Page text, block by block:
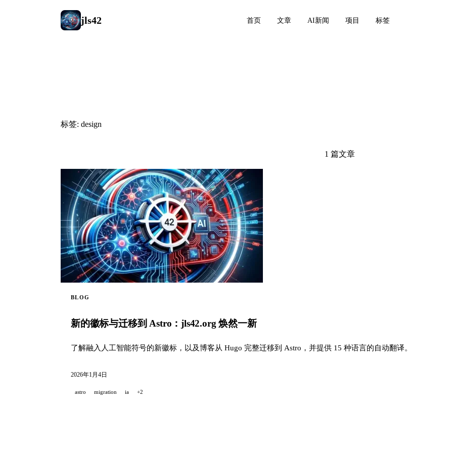
jls42 首页 文章 AI新闻 项目 标签
标签: design
1 篇文章
BLOG
新的徽标与迁移到 Astro：jls42.org 焕然一新
了解融入人工智能符号的新徽标，以及博客从 Hugo 完整迁移到 Astro，并提供 15 种语言的自动翻译。
2026年1月4日
astro migration ia +2